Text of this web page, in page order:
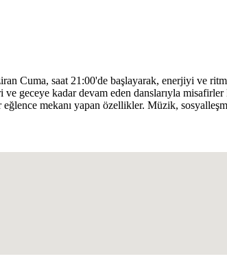
Cuma, saat 21:00'de başlayarak, enerjiyi ve
ve geceye kadar devam eden danslarıyla
mekanı yapan özellikler. Müzik,